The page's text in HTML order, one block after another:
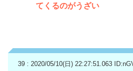
てくるのがうざい
39 : 2020/05/10(日) 22:27:51.063